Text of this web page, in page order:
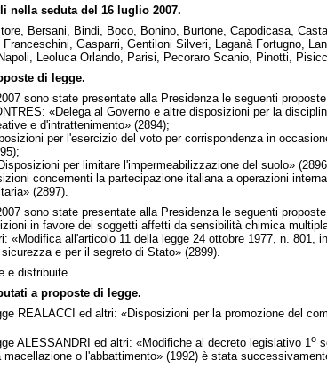
nella seduta del 16 luglio 2007.
Bersani, Bindi, Boco, Bonino, Burtone, Capodicasa,
Franceschini, Gasparri, Gentiloni Silveri, Laganà Fortugno,
Leoluca Orlando, Parisi, Pecoraro Scanio, Pinotti,
di legge.
sono state presentate alla Presidenza le seguenti
«Delega al Governo e altre disposizioni per la
e d'intrattenimento» (2894);
per l'esercizio del voto per corrispondenza in
per limitare l'impermeabilizzazione del suolo»
concernenti la partecipazione italiana a operazioni
(2897).
sono state presentate alla Presidenza le seguenti
in favore dei soggetti affetti da sensibilità chimica
«Modifica all'articolo 11 della legge 24 ottobre 1977, n.
e per il segreto di Stato» (2899).
e distribuite.
a proposte di legge.
REALACCI ed altri: «Disposizioni per la promozione del
ALESSANDRI ed altri: «Modifiche al decreto legislativo 1 o
macellazione o l'abbattimento» (1992) è stata